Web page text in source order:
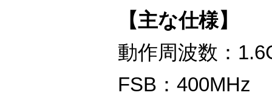
【主な仕様】
動作周波数：
FSB：400MHz